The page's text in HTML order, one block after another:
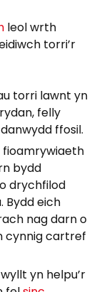
leol wrth
torri’r
torri lawnt yn
felly
ffosil.
fioamrywiaeth
bydd
drychfilod
Bydd eich
nag darn o
cynnig cartref
yn helpu’r